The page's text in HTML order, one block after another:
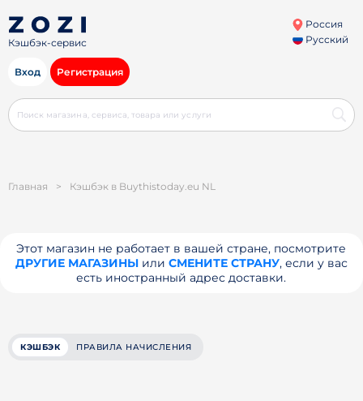
Кэшбэк-сервис
Россия
Русский
Вход Регистрация
Главная > Кэшбэк в Buythistoday.eu NL
Этот магазин не работает в вашей стране, посмотрите
ДРУГИЕ МАГАЗИНЫили СМЕНИТЕ СТРАНУ, если у вас
есть иностранный адрес доставки.
КЭШБЭК ПРАВИЛА НАЧИСЛЕНИЯ